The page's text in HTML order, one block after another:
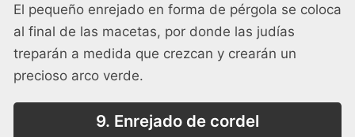
El pequeño enrejado en forma de pérgola se coloca
al final de las macetas, por donde las judías
treparán a medida que crezcan y crearán un
precioso arco verde.
9. Enrejado de cordel